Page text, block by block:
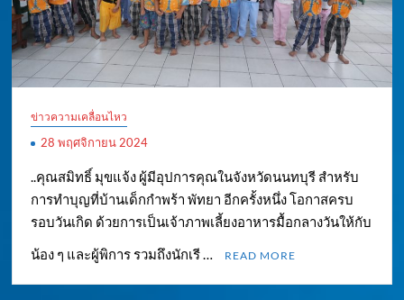
ข่าวความเคลื่อนไหว
28 พฤศจิกายน 2024
..คุณสมิทธิ์ มุขแจ้ง ผู้มีอุปการคุณในจังหวัดนนทบุรี สำหรับ
การทำบุญที่บ้านเด็กกำพร้า พัทยา อีกครั้งหนึ่ง โอกาสครบ
รอบวันเกิด ด้วยการเป็นเจ้าภาพเลี้ยงอาหารมื้อกลางวันให้กับ
น้อง ๆ และผู้พิการ รวมถึงนักเรี …
READ MORE